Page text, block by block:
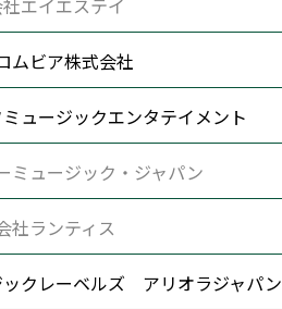
エイエステイ
ムビア株式会社
ュージックエンタテイメント
ミュージック・ジャパン
社ランティス
クレーベルズ アリオラジャパン